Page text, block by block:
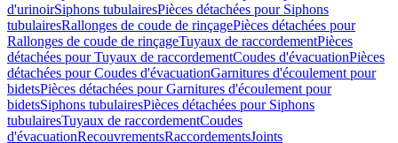
d'urinoirSiphons tubulairesPièces détachées pour Siphons
tubulairesRallonges de coude de rinçagePièces détachées pour
Rallonges de coude de rinçageTuyaux de raccordementPièces
détachées pour Tuyaux de raccordementCoudes d'évacuationPièces
détachées pour Coudes d'évacuationGarnitures d'écoulement pour
bidetsPièces détachées pour Garnitures d'écoulement pour
bidetsSiphons tubulairesPièces détachées pour Siphons
tubulairesTuyaux de raccordementCoudes
d'évacuationRecouvrementsRaccordementsJoints